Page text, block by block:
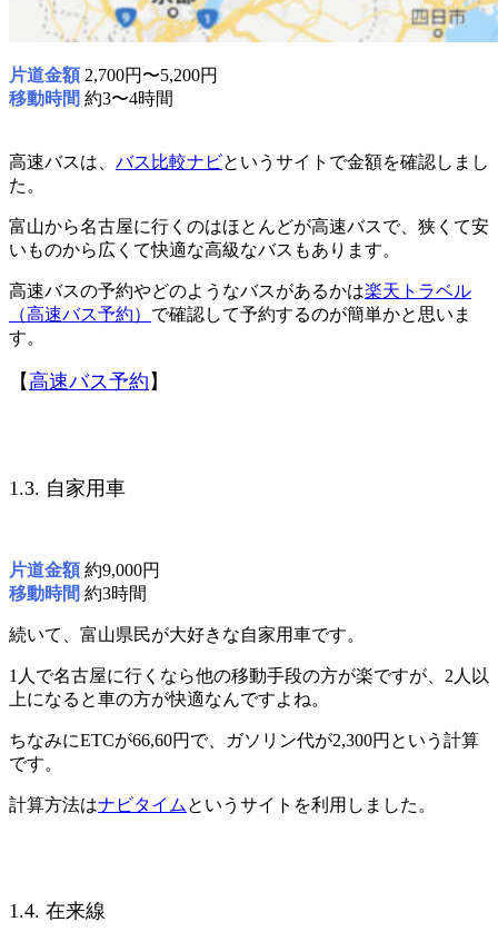
片道金額2,700円〜5,200円
移動時間 約3〜4時間
高速バスは、 バス比較ナビというサイトで金額を確認しまし
た。
富山から名古屋に行くのはほとんどが高速バスで、狭くて安
いものから広くて快適な高級なバスもあります。
高速バスの予約やどのようなバスがあるかは楽天トラベル
（高速バス予約） で確認して予約するのが簡単かと思いま
す。
【高速バス予約 】
1.3. 自家用車
片道金額約9,000円
移動時間 約3時間
続いて、富山県民が大好きな自家用車です。
1人で名古屋に行くなら他の移動手段の方が楽ですが、2人以
上になると車の方が快適なんですよね。
ちなみにETCが66,60円で、ガソリン代が2,300円という計算
です。
計算方法はナビタイム というサイトを利用しました。
1.4. 在来線